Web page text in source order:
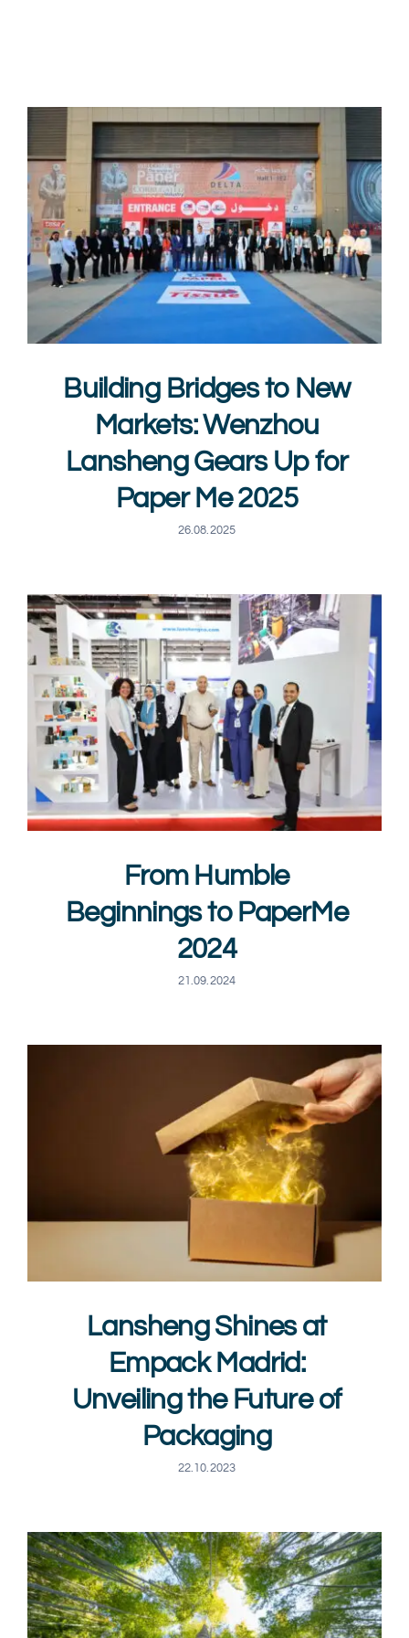
Свяжитесь с нами
Building Bridges to New
Markets: Wenzhou
Lansheng Gears Up for
Paper Me 2025
26.08.2025
From Humble
Beginnings to PaperMe
2024
21.09.2024
Lansheng Shines at
Empack Madrid:
Unveiling the Future of
Packaging
22.10.2023